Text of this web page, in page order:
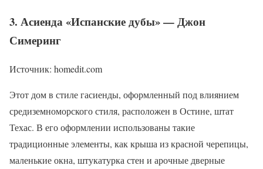
3. Асиенда «Испанские дубы» — Джон
Симеринг
Источник: homedit.com
Этот дом в стиле гасиенды, оформленный под влиянием
средиземноморского стиля, расположен в Остине, штат
Техас. В его оформлении использованы такие
традиционные элементы, как крыша из красной черепицы,
маленькие окна, штукатурка стен и арочные дверные